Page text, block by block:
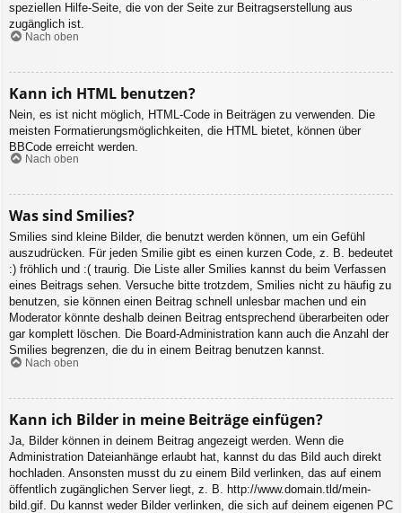
speziellen Hilfe-Seite, die von der Seite zur Beitragserstellung aus
zugänglich ist.
Nach oben
Kann ich HTML benutzen?
Nein, es ist nicht möglich, HTML-Code in Beiträgen zu verwenden. Die
meisten Formatierungsmöglichkeiten, die HTML bietet, können über
BBCode erreicht werden.
Nach oben
Was sind Smilies?
Smilies sind kleine Bilder, die benutzt werden können, um ein Gefühl
auszudrücken. Für jeden Smilie gibt es einen kurzen Code, z. B. bedeutet
:) fröhlich und :( traurig. Die Liste aller Smilies kannst du beim Verfassen
eines Beitrags sehen. Versuche bitte trotzdem, Smilies nicht zu häufig zu
benutzen, sie können einen Beitrag schnell unlesbar machen und ein
Moderator könnte deshalb deinen Beitrag entsprechend überarbeiten oder
gar komplett löschen. Die Board-Administration kann auch die Anzahl der
Smilies begrenzen, die du in einem Beitrag benutzen kannst.
Nach oben
Kann ich Bilder in meine Beiträge einfügen?
Ja, Bilder können in deinem Beitrag angezeigt werden. Wenn die
Administration Dateianhänge erlaubt hat, kannst du das Bild auch direkt
hochladen. Ansonsten musst du zu einem Bild verlinken, das auf einem
öffentlich zugänglichen Server liegt, z. B. http://www.domain.tld/mein-
bild.gif. Du kannst weder Bilder verlinken, die sich auf deinem eigenen PC